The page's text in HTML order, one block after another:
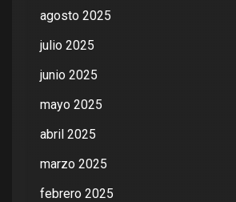
agosto 2025
julio 2025
junio 2025
mayo 2025
abril 2025
marzo 2025
febrero 2025